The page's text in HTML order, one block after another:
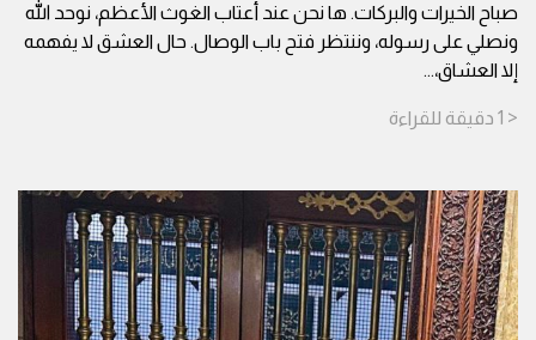
صباح الخيرات والبركات. ها نحن عند أعتاب الغوث الأعظم، نوحد الله
ونصلي على رسوله، وننتظر فتح باب الوصال. حال العشق لا يفهمه
إلا العشاق،...
< 1 دقيقة للقراءة